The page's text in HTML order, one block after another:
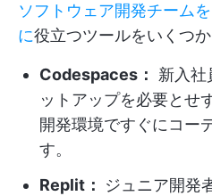
ソフトウェア開発チーム
に役立つツールをいくつか
Codespaces：
新入社
ットアップを必要とせ
開発環境ですぐにコー
す。
Replit： ジュニア開発